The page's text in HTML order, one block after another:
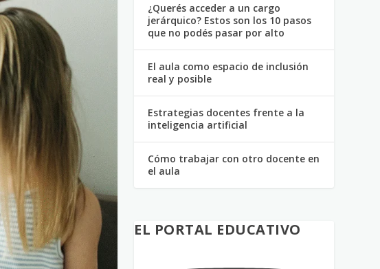
¿Querés acceder a un cargo
jerárquico? Estos son los 10 pasos
que no podés pasar por alto
El aula como espacio de inclusión
real y posible
Estrategias docentes frente a la
inteligencia artificial
Cómo trabajar con otro docente en
el aula
EL PORTAL EDUCATIVO